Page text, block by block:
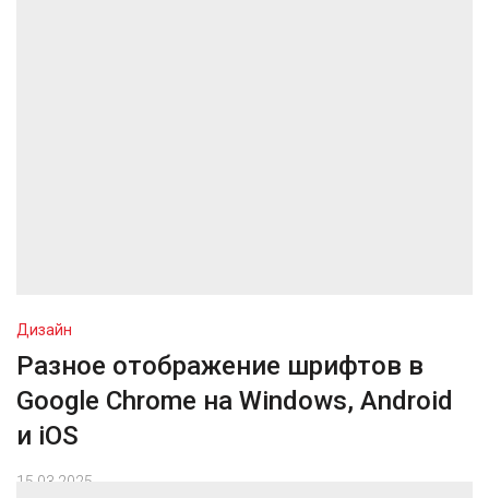
Дизайн
Разное отображение шрифтов в
Google Chrome на Windows, Android
и iOS
15.03.2025